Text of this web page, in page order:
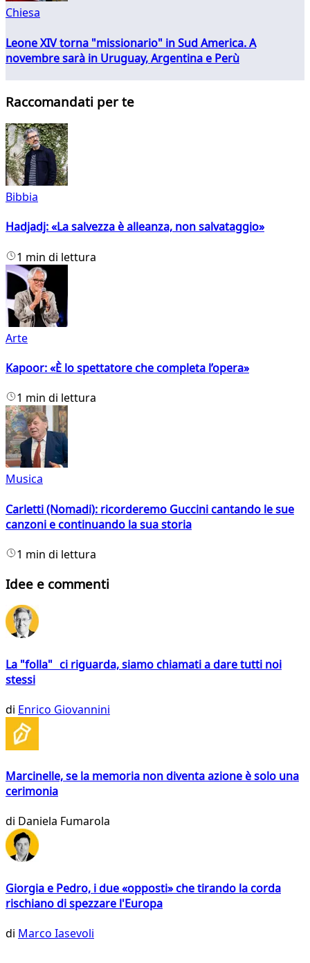
Chiesa
Leone XIV torna "missionario" in Sud America. A
novembre sarà in Uruguay, Argentina e Perù
Raccomandati per te
Bibbia
Hadjadj: «La salvezza è alleanza, non salvataggio»
1 min di lettura
Arte
Kapoor: «È lo spettatore che completa l’opera»
1 min di lettura
Musica
Carletti (Nomadi): ricorderemo Guccini cantando le sue
canzoni e continuando la sua storia
1 min di lettura
Idee e commenti
La "folla" ci riguarda, siamo chiamati a dare tutti noi
stessi
di Enrico Giovannini
Marcinelle, se la memoria non diventa azione è solo una
cerimonia
di Daniela Fumarola
Giorgia e Pedro, i due «opposti» che tirando la corda
rischiano di spezzare l'Europa
di Marco Iasevoli